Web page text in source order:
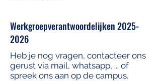
Werkgroepverantwoordelijken2025-
2026
Heb je nog vragen, contacteer ons
gerust via mail, whatsapp, ... of
spreek ons aan op de campus.